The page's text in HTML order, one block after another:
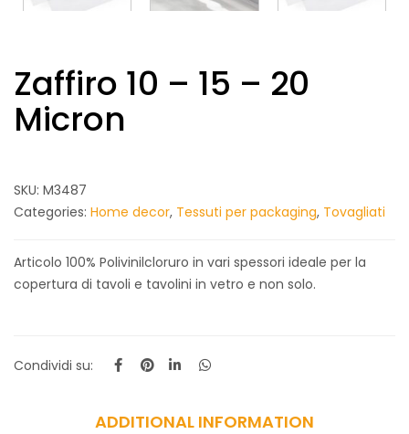
Zaffiro 10 – 15 – 20
Micron
SKU: M3487
Categories: Home decor, Tessuti per packaging, Tovagliati
Articolo 100% Polivinilcloruro in vari spessori ideale per la
copertura di tavoli e tavolini in vetro e non solo.
Condividi su:
ADDITIONAL INFORMATION